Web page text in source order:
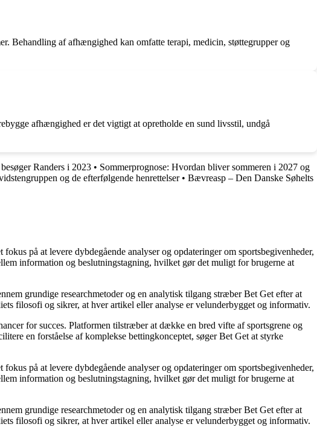
Behandling af afhængighed kan omfatte terapi, medicin, støttegrupper og
afhængighed er det vigtigt at opretholde en sund livsstil, undgå
Randers i 2023 • Sommerprognose: Hvordan bliver sommeren i 2027 og
og de efterfølgende henrettelser• Bævreasp – Den Danske Søhelts
på at levere dybdegående analyser og opdateringer om sportsbegivenheder,
information og beslutningstagning, hvilket gør det muligt for brugerne at
grundige researchmetoder og en analytisk tilgang stræber Bet Get efter at
filosofi og sikrer, at hver artikel eller analyse er velunderbygget og informativ.
for succes. Platformen tilstræber at dække en bred vifte af sportsgrene og
en forståelse af komplekse bettingkonceptet, søger Bet Get at styrke
på at levere dybdegående analyser og opdateringer om sportsbegivenheder,
information og beslutningstagning, hvilket gør det muligt for brugerne at
grundige researchmetoder og en analytisk tilgang stræber Bet Get efter at
filosofi og sikrer, at hver artikel eller analyse er velunderbygget og informativ.